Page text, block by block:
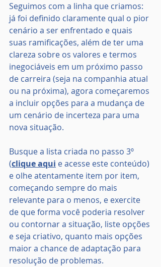
Seguimos com a linha que criamos:
já foi definido claramente qual o pior
cenário a ser enfrentado e quais
suas ramificações, além de ter uma
clareza sobre os valores e termos
inegociáveis em um próximo passo
de carreira (seja na companhia atual
ou na próxima), agora começaremos
a incluir opções para a mudança de
um cenário de incerteza para uma
nova situação.
Busque a lista criada no passo 3º
(clique aqui e acesse este conteúdo)
e olhe atentamente item por item,
começando sempre do mais
relevante para o menos, e exercite
de que forma você poderia resolver
ou contornar a situação, liste opções
e seja criativo, quanto mais opções
maior a chance de adaptação para
resolução de problemas.